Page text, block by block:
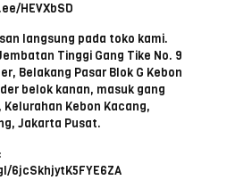
HEVXbSD
langsung pada toko kami.
Tinggi Gang Tike No. 9
Belakang Pasar Blok G Kebon
belok kanan, masuk gang
Kebon Kacang,
Jakarta Pusat.
6jcSkhjytK5FYE6ZA